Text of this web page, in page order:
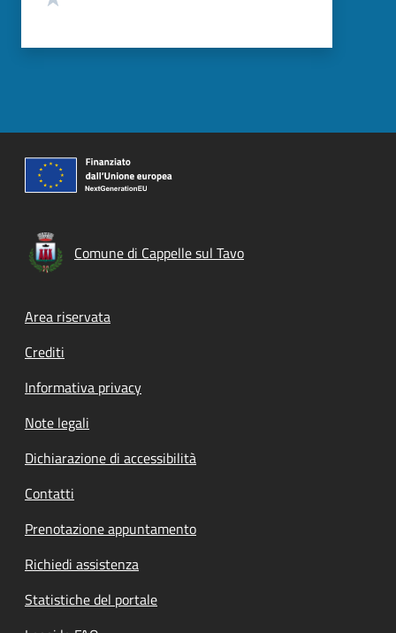
Comune di Cappelle sul Tavo
Footer menu
Area riservata
Crediti
Informativa privacy
Note legali
Dichiarazione di accessibilità
Contatti
Prenotazione appuntamento
Richiedi assistenza
Statistiche del portale